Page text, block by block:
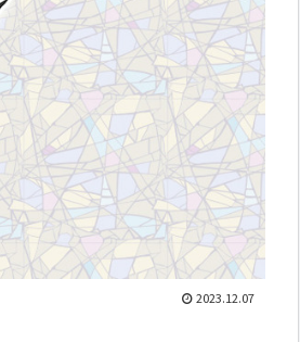
2023.12.07